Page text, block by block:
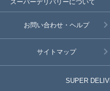
スーパーデリバリーについて
お問い合わせ・ヘルプ
サイトマップ
SUPER